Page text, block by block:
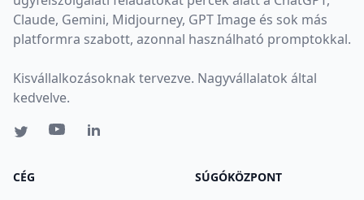
Claude, Gemini, Midjourney, GPT Image és sok más
platformra szabott, azonnal használható promptokkal.
Kisvállalkozásoknak tervezve. Nagyvállalatok által
kedvelve.
CÉG SÚGÓKÖZPONT